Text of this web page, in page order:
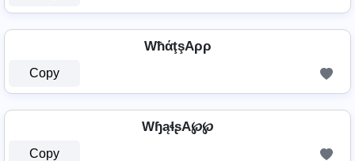
WħάţşAρρ
Copy
WɧąɬʂA℘℘
Copy